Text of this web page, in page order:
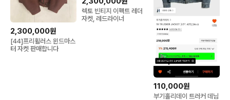
2,300,000원
[44]프리휠러스 윈드마스
터 자켓 판매합니다
렉토 빈티지 이펙트 레더
자켓, 레드라이너
110,000원
부기홀리데이 트러커 데님